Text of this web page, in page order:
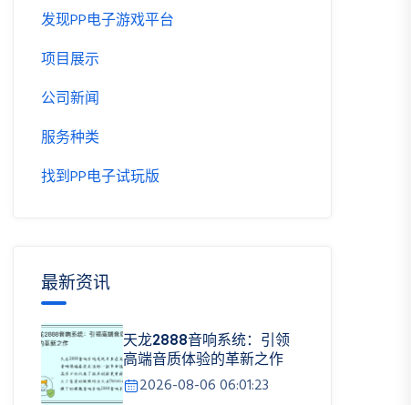
发现PP电子游戏平台
项目展示
公司新闻
服务种类
找到PP电子试玩版
最新资讯
天龙2888音响系统：引领
高端音质体验的革新之作
2026-08-06 06:01:23